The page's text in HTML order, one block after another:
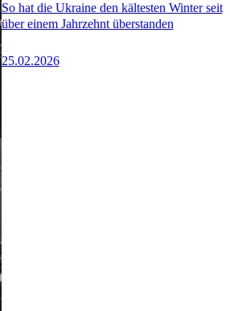
So hat die Ukraine den kältesten Winter seit
über einem Jahrzehnt überstanden
25.02.2026